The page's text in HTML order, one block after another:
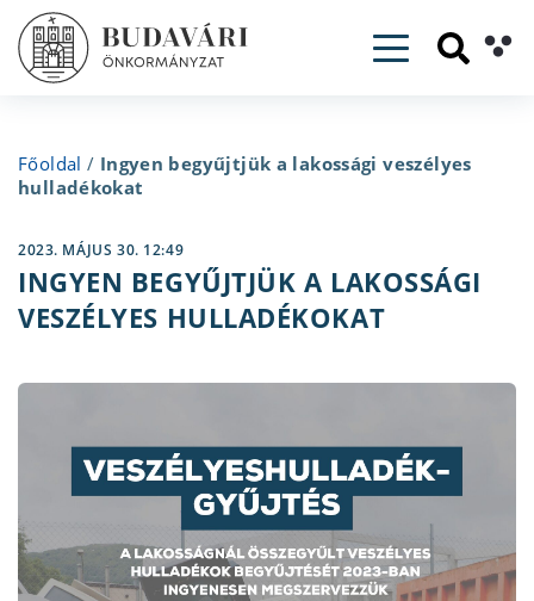
Toggle
Főoldal / Ingyen begyűjtjük a lakossági veszélyes
hulladékokat
2023. MÁJUS 30. 12:49
INGYEN BEGYŰJTJÜK A LAKOSSÁGI
VESZÉLYES HULLADÉKOKAT